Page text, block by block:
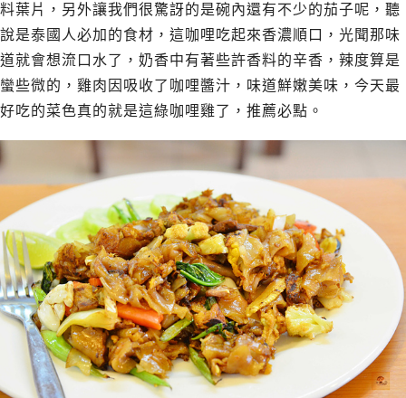
料葉片，另外讓我們很驚訝的是碗內還有不少的茄子呢，聽
說是泰國人必加的食材，這咖哩吃起來香濃順口，光聞那味
道就會想流口水了，奶香中有著些許香料的辛香，辣度算是
蠻些微的，雞肉因吸收了咖哩醬汁，味道鮮嫩美味，今天最
好吃的菜色真的就是這綠咖哩雞了，推薦必點。